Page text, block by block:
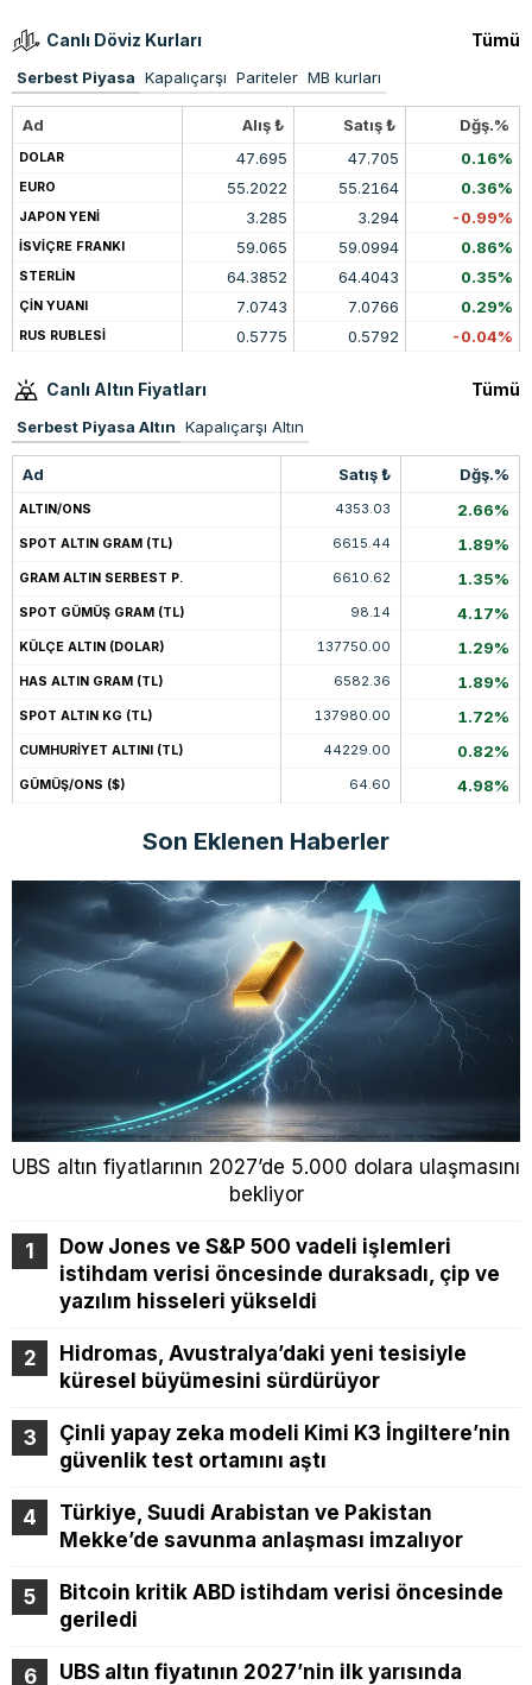
Canlı Döviz Kurları Tümü
Serbest Piyasa Kapalıçarşı Pariteler MB kurları
Ad Alış ₺ Satış ₺ Dğş.%
DOLAR 47.695 47.705 0.16%
EURO 55.2022 55.2164 0.36%
JAPON YENİ 3.285 3.294 -0.99%
İSVİÇRE FRANKI 59.065 59.0994 0.86%
STERLİN 64.3852 64.4043 0.35%
ÇİN YUANI 7.0743 7.0766 0.29%
RUS RUBLESİ 0.5775 0.5792 -0.04%
Canlı Altın Fiyatları Tümü
Serbest Piyasa Altın Kapalıçarşı Altın
Ad Satış ₺ Dğş.%
ALTIN/ONS 4353.03 2.66%
SPOT ALTIN GRAM (TL) 6615.44 1.89%
GRAM ALTIN SERBEST P. 6610.62 1.35%
SPOT GÜMÜŞ GRAM (TL) 98.14 4.17%
KÜLÇE ALTIN (DOLAR) 137750.00 1.29%
HAS ALTIN GRAM (TL) 6582.36 1.89%
SPOT ALTIN KG (TL) 137980.00 1.72%
CUMHURİYET ALTINI (TL) 44229.00 0.82%
GÜMÜŞ/ONS ($) 64.60 4.98%
Son Eklenen Haberler
UBS altın fiyatlarının 2027’de 5.000 dolara ulaşmasını
bekliyor
Dow Jones ve S&P 500 vadeli işlemleri
istihdam verisi öncesinde duraksadı, çip ve
yazılım hisseleri yükseldi
Hidromas, Avustralya’daki yeni tesisiyle
küresel büyümesini sürdürüyor
Çinli yapay zeka modeli Kimi K3 İngiltere’nin
güvenlik test ortamını aştı
Türkiye, Suudi Arabistan ve Pakistan
Mekke’de savunma anlaşması imzalıyor
Bitcoin kritik ABD istihdam verisi öncesinde
geriledi
UBS altın fiyatının 2027’nin ilk yarısında